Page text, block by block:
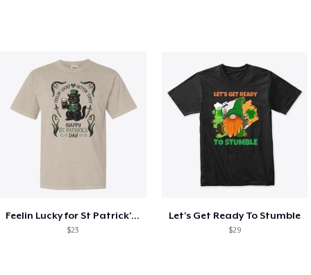
Feelin Lucky for St Patrick's Day
$23
Let's Get Ready To Stumble
$29